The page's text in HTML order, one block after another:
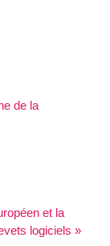
de la
et la
logiciels »